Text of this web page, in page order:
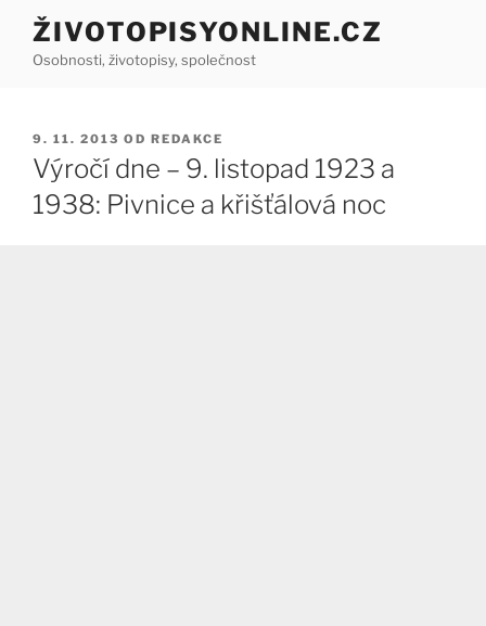
Přejít
obsahu
ŽIVOTOPISYONLINE.CZ
Osobnosti, životopisy, společnost
PUBLIKOVÁNO
9. 11. 2013 OD REDAKCE
Výročí dne – 9. listopad 1923 a
1938: Pivnice a křišťálová noc